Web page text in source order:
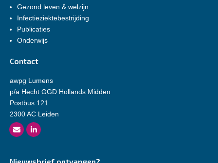
Gezond leven & welzijn
Infectieziektebestrijding
Publicaties
Onderwijs
Contact
awpg Lumens
p/a Hecht GGD Hollands Midden
Postbus 121
2300 AC Leiden